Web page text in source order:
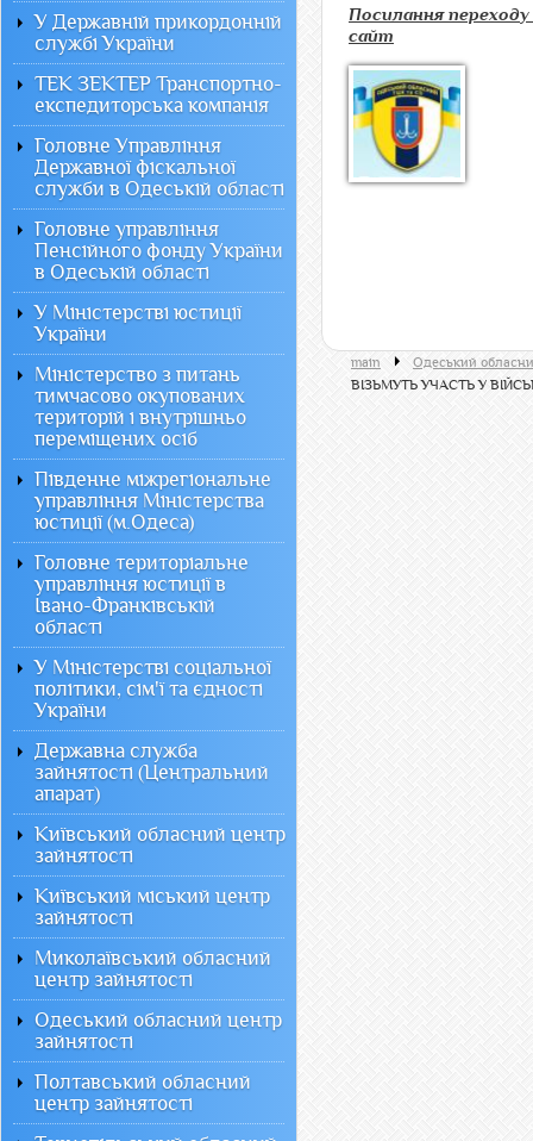
Посилання переходу
сайт
main
Одеський
ВІЗЬМУТЬ УЧАСТЬ У
У Державній прикордонній
службі України
ТЕК ЗЕКТЕР Транспортно-
експедиторська компанія
Головне Управління
Державної фіскальної
служби в Одеській області
Головне управління
Пенсійного фонду України
в Одеській області
У Міністерстві юстиції
України
Міністерство з питань
тимчасово окупованих
територій і внутрішньо
переміщених осіб
Південне міжрегіональне
управління Міністерства
юстиції (м.Одеса)
Головне територіальне
управління юстиції в
Івано-Франківській
області
У Міністерстві соціальної
політики, сім'ї та єдності
України
Державна служба
зайнятості (Центральний
апарат)
Київський обласний центр
зайнятості
Київський міський центр
зайнятості
Миколаївський обласний
центр зайнятості
Одеський обласний центр
зайнятості
Полтавський обласний
центр зайнятості